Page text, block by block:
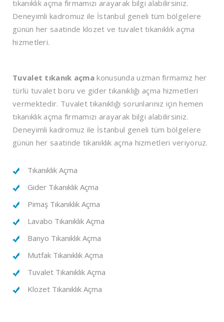
tıkanıklık açma firmamızı arayarak bilgi alabilirsiniz.
Deneyimli kadromuz ile İstanbul geneli tüm bölgelere
günün her saatinde klozet ve tuvalet tıkanıklık açma
hizmetleri.
Tuvalet tıkanık açma konusunda uzman firmamız her
türlü tuvalet boru ve gider tıkanıklığı açma hizmetleri
vermektedir. Tuvalet tıkanıklığı sorunlarınız için hemen
tıkanıklık açma firmamızı arayarak bilgi alabilirsiniz.
Deneyimli kadromuz ile İstanbul geneli tüm bölgelere
günün her saatinde tıkanıklık açma hizmetleri veriyoruz.
Tıkanıklık Açma
Gider Tıkanıklık Açma
Pimaş Tıkanıklık Açma
Lavabo Tıkanıklık Açma
Banyo Tıkanıklık Açma
Mutfak Tıkanıklık Açma
Tuvalet Tıkanıklık Açma
Klozet Tıkanıklık Açma